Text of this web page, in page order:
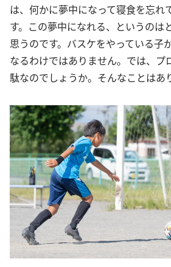
は、何かに夢中になって寝食を忘れ
す。この夢中になれる、というのは
思うのです。バスケをやっている子
なるわけではありません。では、プ
駄なのでしょうか。そんなことはあ